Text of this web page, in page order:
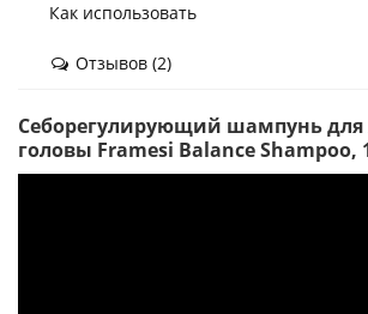
Как использовать
Отзывов (2)
Себорегулирующий шампунь
головы Framesi Balance Shampoo,